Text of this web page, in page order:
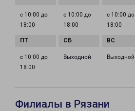
с 10:00 до
18:00
с 10:00 до
18:00
с 10:00 до
18:00
с 10:00 до
18:00
Выходной Выходной
Филиалы в Рязани